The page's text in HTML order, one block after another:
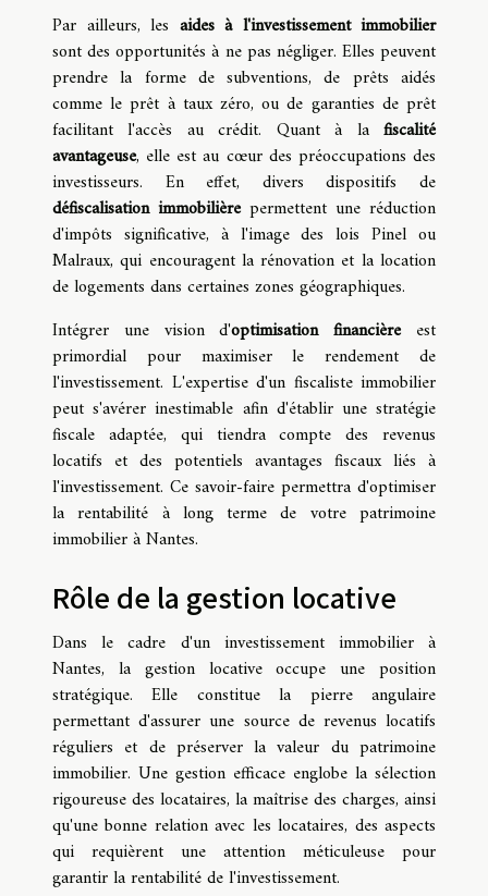
Par ailleurs, les aides à l'investissement immobilier
sont des opportunités à ne pas négliger. Elles peuvent
prendre la forme de subventions, de prêts aidés
comme le prêt à taux zéro, ou de garanties de prêt
facilitant l'accès au crédit. Quant à la fiscalité
avantageuse, elle est au cœur des préoccupations des
investisseurs. En effet, divers dispositifs de
défiscalisation immobilièrepermettent une réduction
d'impôts significative, à l'image des lois Pinel ou
Malraux, qui encouragent la rénovation et la location
de logements dans certaines zones géographiques.
Intégrer une vision d'optimisation financièreest
primordial pour maximiser le rendement de
l'investissement. L'expertise d'un fiscaliste immobilier
peut s'avérer inestimable afin d'établir une stratégie
fiscale adaptée, qui tiendra compte des revenus
locatifs et des potentiels avantages fiscaux liés à
l'investissement. Ce savoir-faire permettra d'optimiser
la rentabilité à long terme de votre patrimoine
immobilier à Nantes.
Rôle de la gestion locative
Dans le cadre d'un investissement immobilier à
Nantes, la gestion locative occupe une position
stratégique. Elle constitue la pierre angulaire
permettant d'assurer une source de revenus locatifs
réguliers et de préserver la valeur du patrimoine
immobilier. Une gestion efficace englobe la sélection
rigoureuse des locataires, la maîtrise des charges, ainsi
qu'une bonne relation avec les locataires, des aspects
qui requièrent une attention méticuleuse pour
garantir la rentabilité de l'investissement.